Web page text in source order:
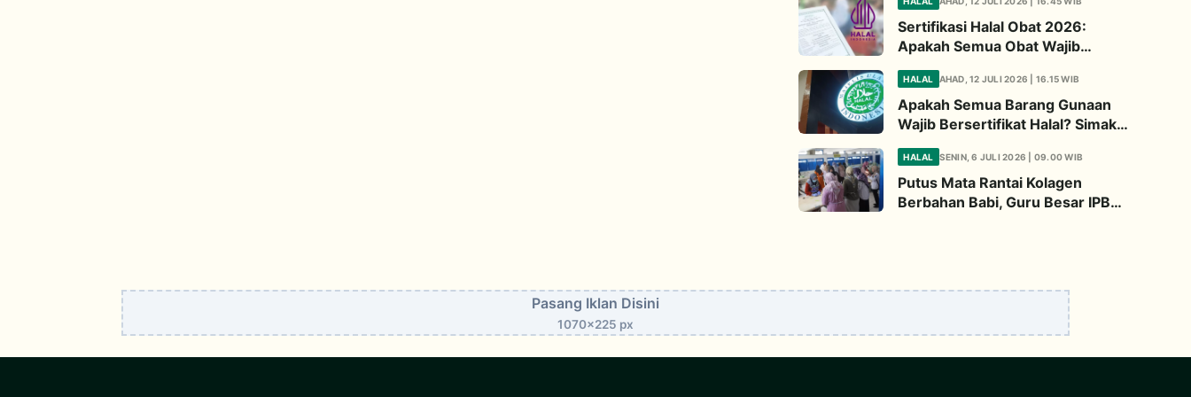
Diperhatikan
Sertifikasi Halal Obat 2026:
Apakah Semua Obat Wajib
Penjelasannya
HALAL AHAD, 12 JULI 2026 | 16.15 WIB
Apakah Semua Barang Gunaan
Wajib Bersertifikat Halal? Simak
HALAL SENIN, 6 JULI 2026 | 09.00 WIB
Putus Mata Rantai Kolagen
Berbahan Babi, Guru Besar IPB
Pasang Iklan Disini
1070x225 px